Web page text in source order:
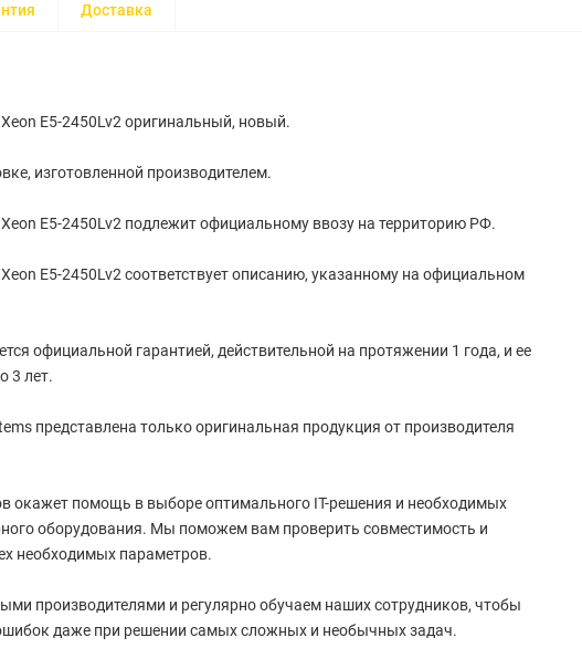
Доставка
E5-2450Lv2 оригинальный, новый.
изготовленной производителем.
E5-2450Lv2 подлежит официальному ввозу на территорию РФ.
E5-2450Lv2 cоответствует описанию, указанному на официальном
официальной гарантией, действительной на протяжении 1 года, и ее
3 лет.
представлена только оригинальная продукция от производителя
окажет помощь в выборе оптимального IT-решения и необходимых
оборудования. Мы поможем вам проверить совместимость и
необходимых параметров.
производителями и регулярно обучаем наших сотрудников, чтобы
ошибок даже при решении самых сложных и необычных задач.